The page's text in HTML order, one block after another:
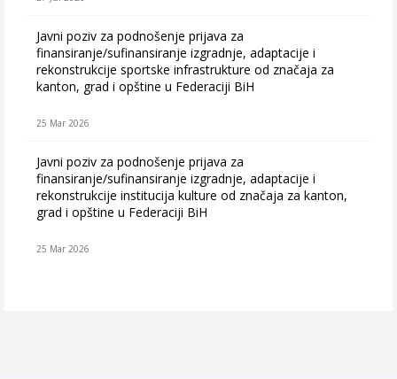
Javni poziv za podnošenje prijava za
finansiranje/sufinansiranje izgradnje, adaptacije i
rekonstrukcije sportske infrastrukture od značaja za
kanton, grad i opštine u Federaciji BiH
25 Mar 2026
Javni poziv za podnošenje prijava za
finansiranje/sufinansiranje izgradnje, adaptacije i
rekonstrukcije institucija kulture od značaja za kanton,
grad i opštine u Federaciji BiH
25 Mar 2026